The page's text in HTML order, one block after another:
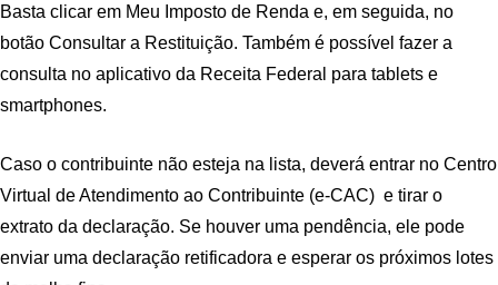
Basta clicar em Meu Imposto de Renda e, em seguida, no
botão Consultar a Restituição. Também é possível fazer a
consulta no aplicativo da Receita Federal para tablets e
smartphones.
Caso o contribuinte não esteja na lista, deverá entrar no Centro
Virtual de Atendimento ao Contribuinte (e-CAC) e tirar o
extrato da declaração. Se houver uma pendência, ele pode
enviar uma declaração retificadora e esperar os próximos lotes